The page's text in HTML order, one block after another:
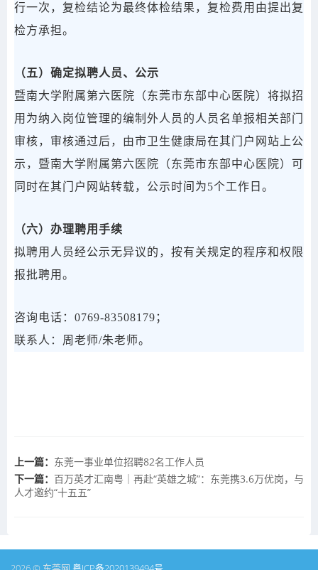
行一次，复检结论为最终体检结果，复检费用由提出复
检方承担。
（五）确定拟聘人员、公示
暨南大学附属第六医院（东莞市东部中心医院）将拟招
用为纳入岗位管理的编制外人员的人员名单报相关部门
审核，审核通过后，由市卫生健康局在其门户网站上公
示，暨南大学附属第六医院（东莞市东部中心医院）可
同时在其门户网站转载，公示时间为5个工作日。
（六）办理聘用手续
拟聘用人员经公示无异议的，按有关规定的程序和权限
报批聘用。
咨询电话：0769-83508179；
联系人：周老师/朱老师。
上一篇： 东莞一事业单位招聘82名工作人员
下一篇： 百万英才汇南粤｜再赴“英雄之城”：东莞携3.6万优岗，与
人才邀约“十五五”